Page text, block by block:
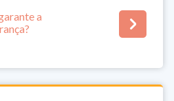
a